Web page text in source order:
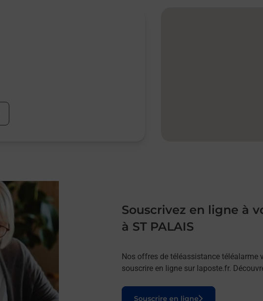
Souscrivez en ligne à
à ST PALAIS
Nos offres de téléassistance téléalarme
souscrire en ligne sur laposte.fr.
Souscrire en ligne
Le lien s'ouvre dans un nouvel onglet